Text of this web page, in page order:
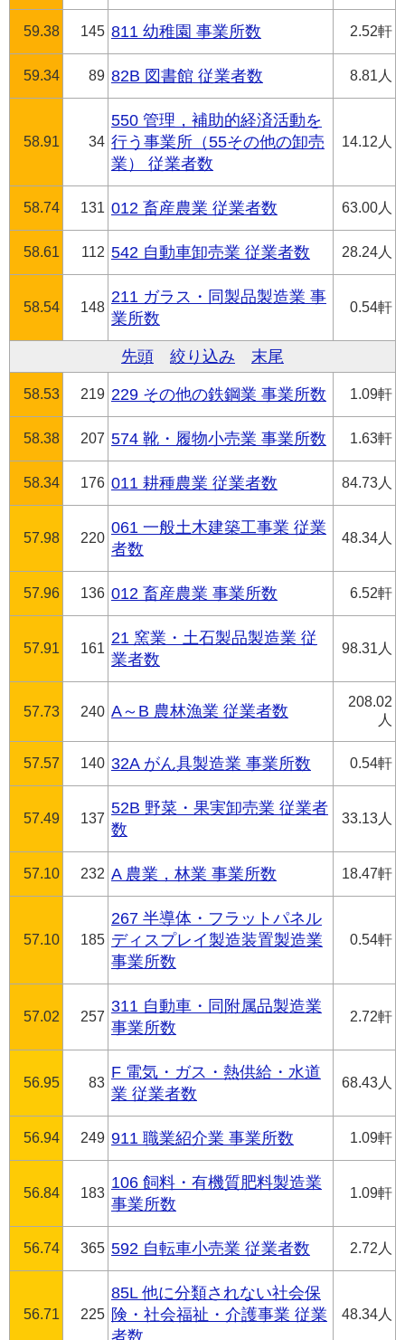
59.38 145 811 幼稚園 事業所数 2.52軒
59.34 89 82B 図書館 従業者数 8.81人
58.91 34
550 管理，補助的経済活動を
行う事業所（55その他の卸売
業） 従業者数
14.12人
58.74 131 012 畜産農業 従業者数 63.00人
58.61 112 542 自動車卸売業 従業者数 28.24人
58.54 148
211 ガラス・同製品製造業 事
業所数
0.54軒
先頭 絞り込み 末尾
58.53 219 229 その他の鉄鋼業 事業所数 1.09軒
58.38 207 574 靴・履物小売業 事業所数 1.63軒
58.34 176 011 耕種農業 従業者数 84.73人
57.98 220
061 一般土木建築工事業 従業
者数
48.34人
57.96 136 012 畜産農業 事業所数 6.52軒
57.91 161
21 窯業・土石製品製造業 従
業者数
98.31人
57.73 240 A～B 農林漁業 従業者数
208.02
人
57.57 140 32A がん具製造業 事業所数 0.54軒
57.49 137
52B 野菜・果実卸売業 従業者
数
33.13人
57.10 232 A 農業，林業 事業所数 18.47軒
57.10 185
267 半導体・フラットパネル
ディスプレイ製造装置製造業
事業所数
0.54軒
57.02 257
311 自動車・同附属品製造業
事業所数
2.72軒
56.95 83
F 電気・ガス・熱供給・水道
業 従業者数
68.43人
56.94 249 911 職業紹介業 事業所数 1.09軒
56.84 183
106 飼料・有機質肥料製造業
事業所数
1.09軒
56.74 365 592 自転車小売業 従業者数 2.72人
56.71 225
85L 他に分類されない社会保
険・社会福祉・介護事業 従業
者数
48.34人